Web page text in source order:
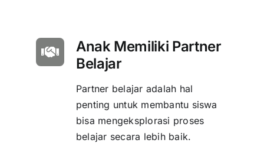
Anak Memiliki Partner
Belajar
Partner belajar adalah hal
penting untuk membantu siswa
bisa mengeksplorasi proses
belajar secara lebih baik.